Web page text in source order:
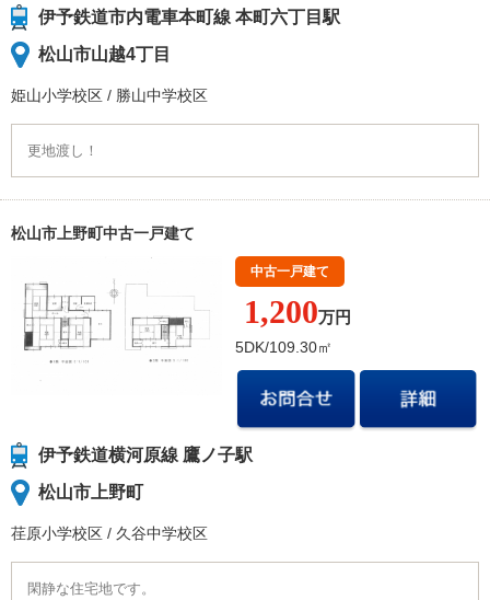
伊予鉄道市内電車本町線 本町六丁目駅
松山市山越4丁目
姫山小学校区 / 勝山中学校区
更地渡し！
松山市上野町中古一戸建て
中古一戸建て
1,200万円
5DK/109.30㎡
伊予鉄道横河原線 鷹ノ子駅
松山市上野町
荏原小学校区 / 久谷中学校区
閑静な住宅地です。